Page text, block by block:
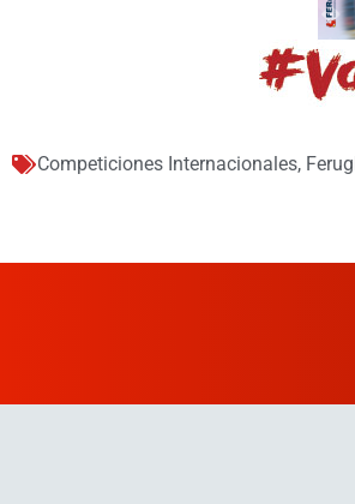
Competiciones Internacionales,